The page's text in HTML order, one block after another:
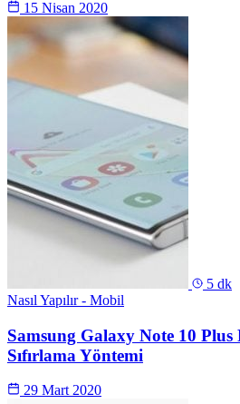
15 Nisan 2020
5 dk
Nasıl Yapılır - Mobil
Samsung Galaxy Note 10
Sıfırlama Yöntemi
29 Mart 2020